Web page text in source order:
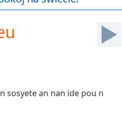
sosyete an nan ide pou n